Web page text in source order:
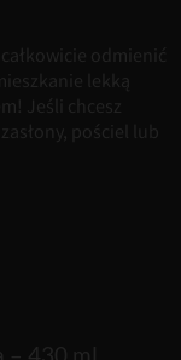
odmienić
lekką
Jeśli chcesz
pościel lub